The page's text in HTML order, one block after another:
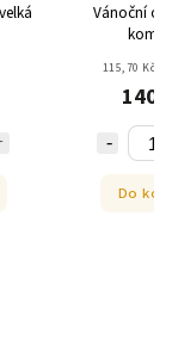
Vánoční
115,70 Kč
140
Do